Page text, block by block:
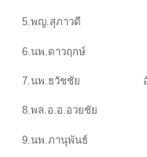
5.พญ.สุภาวดี
6.นพ.ดาวฤกษ์
7.นพ.ธวัชชัย อั
8.พล.อ.อ.อวยชัย เป
9.นพ.ภานุพันธ์ ทรง